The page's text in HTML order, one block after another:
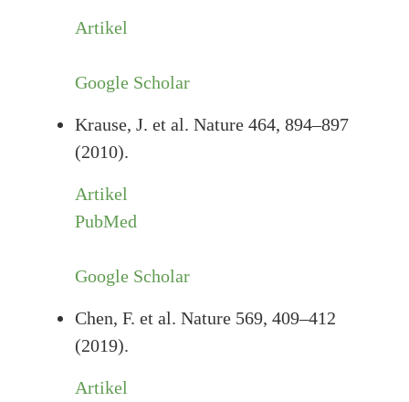
Artikel
Google Scholar
Krause, J. et al. Nature 464, 894–897
(2010).
Artikel
PubMed
Google Scholar
Chen, F. et al. Nature 569, 409–412
(2019).
Artikel